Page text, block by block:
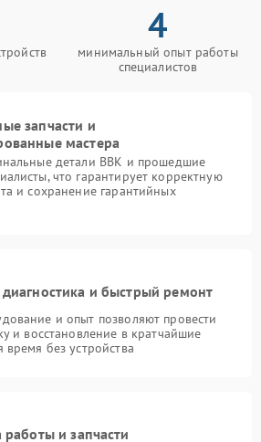
4
минимальный опыт работы
специалистов
запчасти и
мастера
детали BBK и прошедшие
что гарантирует корректную
и сохранение гарантийных
диагностика и быстрый ремонт
и опыт позволяют провести
и восстановление в кратчайшие
без устройства
работы и запчасти